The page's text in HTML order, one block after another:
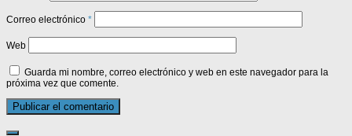
Correo electrónico *
Web
Guarda mi nombre, correo electrónico y web en este navegador para la
próxima vez que comente.